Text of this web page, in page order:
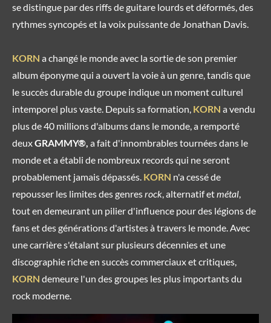
se distingue par des riffs de guitare lourds et déformés, des
rythmes syncopés et la voix puissante de Jonathan Davis.
KORN a changé le monde avec la sortie de son premier
album éponyme qui a ouvert la voie à un genre, tandis que
le succès durable du groupe indique un moment culturel
intemporel plus vaste. Depuis sa formation, KORN a vendu
plus de 40 millions d'albums dans le monde, a remporté
deuxGRAMMY®, a fait d'innombrables tournées dans le
monde et a établi de nombreux records qui ne seront
probablement jamais dépassés. KORN n'a cessé de
repousser les limites des genresrock, alternatif etmétal,
tout en demeurant un pilier d'influence pour des légions de
fans et des générations d'artistes à travers le monde. Avec
une carrière s'étalant sur plusieurs décennies et une
discographie riche en succès commerciaux et critiques,
KORN demeure l'un des groupes les plus importants du
rock moderne.